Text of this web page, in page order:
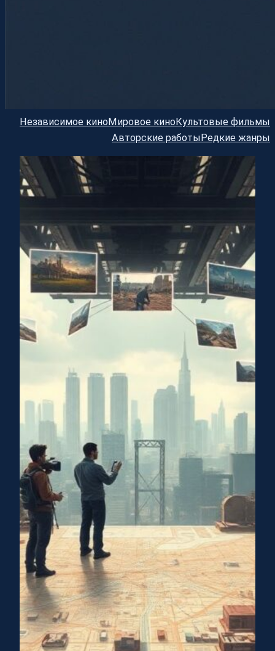
Независимое киноМировое киноКультовые фильмы
Авторские работыРедкие жанры